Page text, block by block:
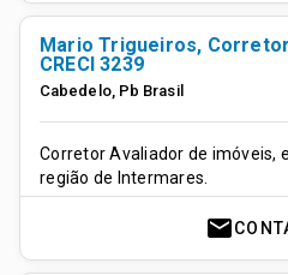
Mario Trigueiros,
CRECI 3239
Cabedelo, Pb Brasil
Corretor Avaliador de imóveis,
região de Intermares.
mail